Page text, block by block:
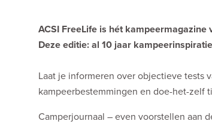
ACSI FreeLife is hét
Deze editie: al 10 jaar
Laat je informeren over objectieve tests
kampeerbestemmingen en doe-het-zelf
Camperjournaal – even voorstellen aan